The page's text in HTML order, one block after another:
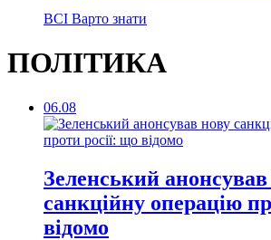
ВСІ Варто знати
ПОЛІТИКА
06.08
Зеленський
санкційну операцію
відомо